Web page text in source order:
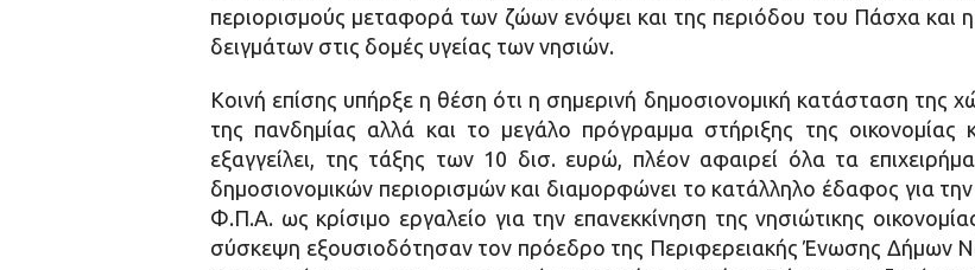
περιορισμούς μεταφορά των ζώων ενόψει και της περιόδου του Πάσχα και
δειγμάτων στις δομές υγείας των νησιών.
Κοινή επίσης υπήρξε η θέση ότι η σημερινή δημοσιονομική κατάσταση της
της πανδημίας αλλά και το μεγάλο πρόγραμμα στήριξης της οικονομίας
εξαγγείλει, της τάξης των 10 δισ. ευρώ, πλέον αφαιρεί όλα τα
δημοσιονομικών περιορισμών και διαμορφώνει το κατάλληλο έδαφος για
Φ.Π.Α. ως κρίσιμο εργαλείο για την επανεκκίνηση της νησιώτικης
σύσκεψη εξουσιοδότησαν τον πρόεδρο της Περιφερειακής Ένωσης Δήμων